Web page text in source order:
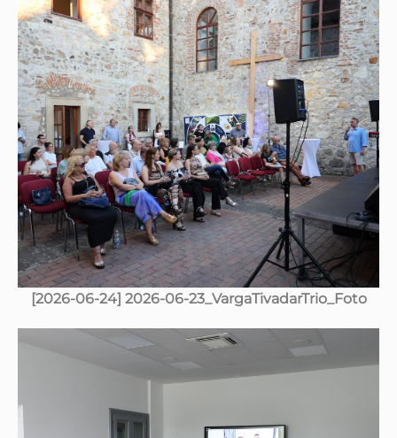
[2026-06-24] 2026-06-23_VargaTivadarTrio_Foto